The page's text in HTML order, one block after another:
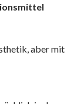
aber mit